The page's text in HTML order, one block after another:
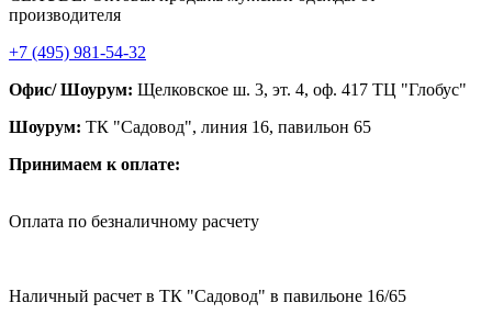
производителя
+7 (495) 981-54-32
Офис/ Шоурум: Щелковское ш. 3, эт. 4, оф. 417 ТЦ "Глобус"
Шоурум: ТК "Садовод", линия 16, павильон 65
Принимаем к оплате:
Оплата по безналичному расчету
Наличный расчет в ТК "Садовод" в павильоне 16/65